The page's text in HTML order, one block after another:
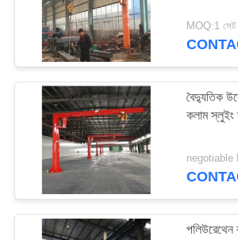
বৈদ্যুতিক চেইন
MOQ:1 সেট
বৈদ্যুতিক
কলাম স্লুইং
negotiable